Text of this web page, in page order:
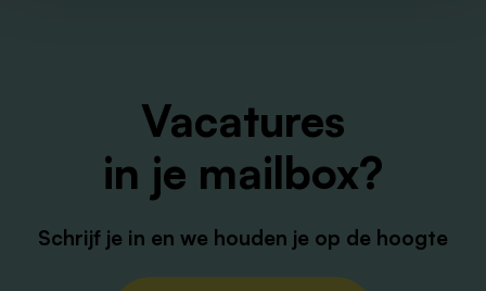
Vacatures
in je mailbox?
Schrijf je in en we houden je op de hoogte